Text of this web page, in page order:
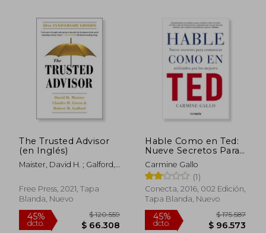
Rápido
The Trusted Advisor
(en Inglés)
Maister, David H. ; Galford,
Free Press, 2021, Tapa
Blanda, Nuevo
Hable Como en Ted:
Nueve Secretos Para
Comunicar Utilizados
por los Mejores
(Conecta)
Carmine Gallo
(1)
Conecta, 2016, 002 Edición,
Tapa Blanda, Nuevo